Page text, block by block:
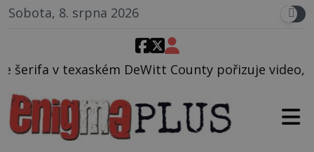
Sobota, 8. srpna 2026
County pořizuje video, na kterém před jeho